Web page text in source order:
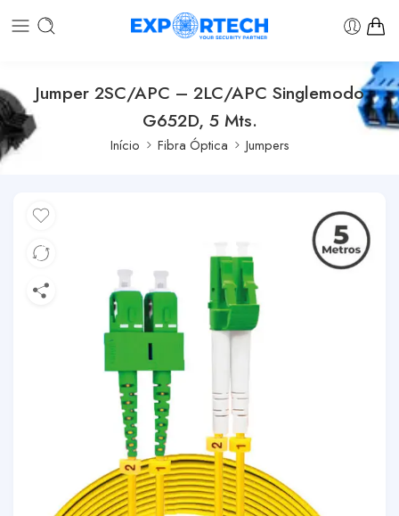
Jumper 2SC/APC – 2LC/APC Singlemodo
G652D, 5 Mts.
Início Fibra Óptica Jumpers